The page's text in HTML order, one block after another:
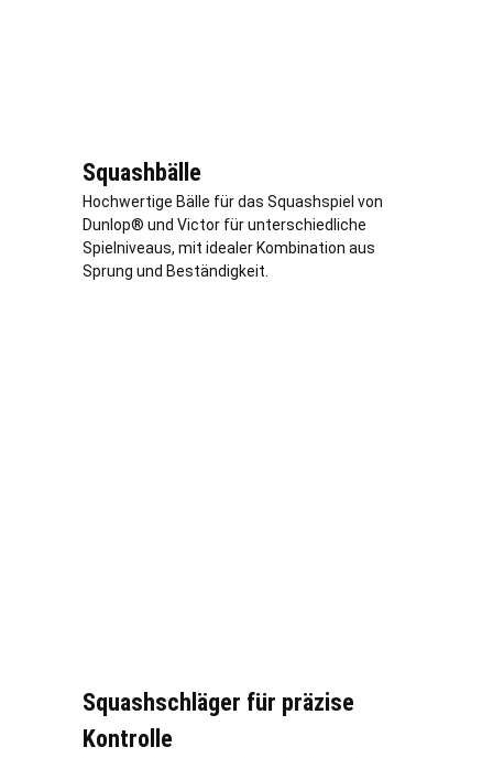
Squashbälle
Hochwertige Bälle für das Squashspiel von
Dunlop® und Victor für unterschiedliche
Spielniveaus, mit idealer Kombination aus
Sprung und Beständigkeit.
Squashschläger für präzise
Kontrolle